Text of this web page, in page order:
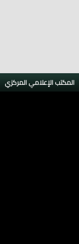
المكتب الإعلامي المركزي